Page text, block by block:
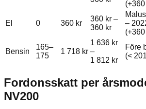
(+
El 0 360 kr
360 kr –
360 kr
–
(+
Bensin
165–
175
1 718 kr
1 636 kr
–
1 812 kr
Före
(<
Fordonsskatt per
NV200